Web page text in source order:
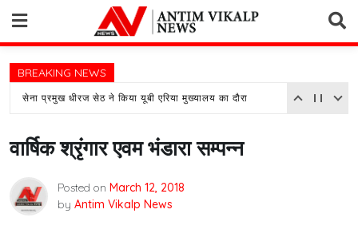
content
BREAKING NEWS
सेना प्रमुख धीरज सेठ ने किया यूबी एरिया मुख्यालय का दौरा
वार्षिक श्रृंगार एवम भंडारा सम्पन्न
Posted on March 12, 2018
by Antim Vikalp News